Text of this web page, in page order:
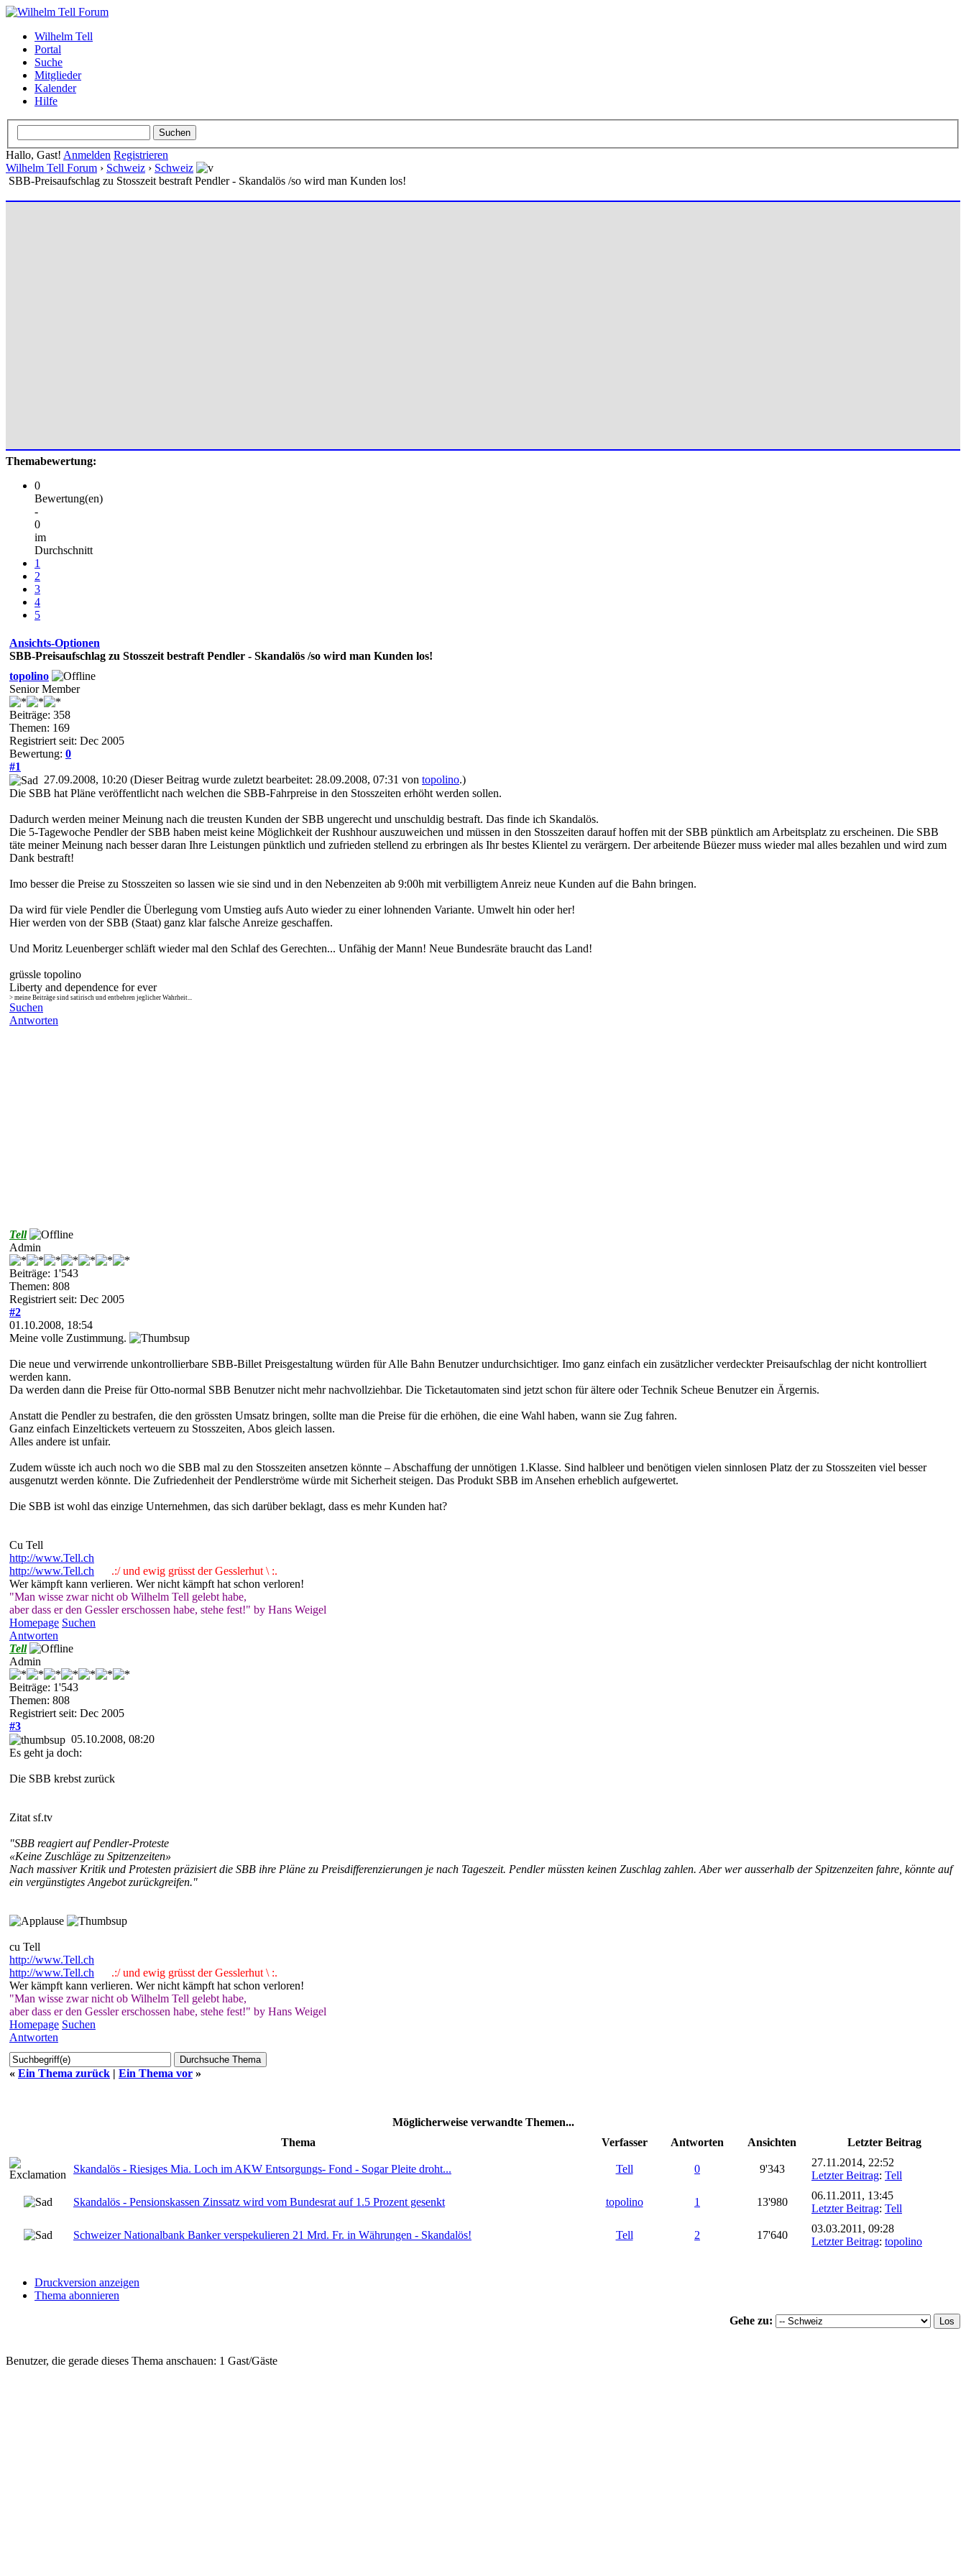
Wilhelm Tell
Portal
Suche
Mitglieder
Kalender
Hilfe
Hallo, Gast! Anmelden Registrieren
Wilhelm Tell Forum › Schweiz › Schweiz
SBB-Preisaufschlag zu Stosszeit bestraft Pendler - Skandalös /so wird man Kunden los!
Themabewertung:
0
Bewertung(en)
-
0
im
Durchschnitt
1
2
3
4
5
Ansichts-Optionen
SBB-Preisaufschlag zu Stosszeit bestraft Pendler - Skandalös /so wird man Kunden los!
topolino
Senior Member
Beiträge: 358
Themen: 169
Registriert seit: Dec 2005
Bewertung: 0
#1
27.09.2008, 10:20 (Dieser Beitrag wurde zuletzt bearbeitet: 28.09.2008, 07:31 von topolino.)
Die SBB hat Pläne veröffentlicht nach welchen die SBB-Fahrpreise in den Stosszeiten erhöht werden sollen.
Dadurch werden meiner Meinung nach die treusten Kunden der SBB ungerecht und unschuldig bestraft. Das finde ich Skandalös.
Die 5-Tagewoche Pendler der SBB haben meist keine Möglichkeit der Rushhour auszuweichen und müssen in den Stosszeiten darauf hoffen mit der SBB pünktlich am Arbeitsplatz zu erscheinen. Die SBB
täte meiner Meinung nach besser daran Ihre Leistungen pünktlich und zufrieden stellend zu erbringen als Ihr bestes Klientel zu verärgern. Der arbeitende Büezer muss wieder mal alles bezahlen und wird zum
Dank bestraft!
Imo besser die Preise zu Stosszeiten so lassen wie sie sind und in den Nebenzeiten ab 9:00h mit verbilligtem Anreiz neue Kunden auf die Bahn bringen.
Da wird für viele Pendler die Überlegung vom Umstieg aufs Auto wieder zu einer lohnenden Variante. Umwelt hin oder her!
Hier werden von der SBB (Staat) ganz klar falsche Anreize geschaffen.
Und Moritz Leuenberger schläft wieder mal den Schlaf des Gerechten... Unfähig der Mann! Neue Bundesräte braucht das Land!
grüssle topolino
Liberty and dependence for ever
> meine Beiträge sind satirisch und entbehren jeglicher Wahrheit...
Suchen
Antworten
Tell
Admin
Beiträge: 1'543
Themen: 808
Registriert seit: Dec 2005
#2
01.10.2008, 18:54
Meine volle Zustimmung.
Die neue und verwirrende unkontrollierbare SBB-Billet Preisgestaltung würden für Alle Bahn Benutzer undurchsichtiger. Imo ganz einfach ein zusätzlicher verdeckter Preisaufschlag der nicht kontrolliert
werden kann.
Da werden dann die Preise für Otto-normal SBB Benutzer nicht mehr nachvollziehbar. Die Ticketautomaten sind jetzt schon für ältere oder Technik Scheue Benutzer ein Ärgernis.
Anstatt die Pendler zu bestrafen, die den grössten Umsatz bringen, sollte man die Preise für die erhöhen, die eine Wahl haben, wann sie Zug fahren.
Ganz einfach Einzeltickets verteuern zu Stosszeiten, Abos gleich lassen.
Alles andere ist unfair.
Zudem wüsste ich auch noch wo die SBB mal zu den Stosszeiten ansetzen könnte – Abschaffung der unnötigen 1.Klasse. Sind halbleer und benötigen vielen sinnlosen Platz der zu Stosszeiten viel besser
ausgenutzt werden könnte. Die Zufriedenheit der Pendlerströme würde mit Sicherheit steigen. Das Produkt SBB im Ansehen erheblich aufgewertet.
Die SBB ist wohl das einzige Unternehmen, das sich darüber beklagt, dass es mehr Kunden hat?
Cu Tell
http://www.Tell.ch
http://www.Tell.ch
.:/ und ewig grüsst der Gesslerhut \ :.
Wer kämpft kann verlieren. Wer nicht kämpft hat schon verloren!
"Man wisse zwar nicht ob Wilhelm Tell gelebt habe,
aber dass er den Gessler erschossen habe, stehe fest!" by Hans Weigel
Homepage Suchen
Antworten
Tell
Admin
Beiträge: 1'543
Themen: 808
Registriert seit: Dec 2005
#3
05.10.2008, 08:20
Es geht ja doch:
Die SBB krebst zurück
Zitat sf.tv
"SBB reagiert auf Pendler-Proteste
«Keine Zuschläge zu Spitzenzeiten»
Nach massiver Kritik und Protesten präzisiert die SBB ihre Pläne zu Preisdifferenzierungen je nach Tageszeit. Pendler müssten keinen Zuschlag zahlen. Aber wer ausserhalb der Spitzenzeiten fahre, könnte auf
ein vergünstigtes Angebot zurückgreifen."
cu Tell
http://www.Tell.ch
http://www.Tell.ch
.:/ und ewig grüsst der Gesslerhut \ :.
Wer kämpft kann verlieren. Wer nicht kämpft hat schon verloren!
"Man wisse zwar nicht ob Wilhelm Tell gelebt habe,
aber dass er den Gessler erschossen habe, stehe fest!" by Hans Weigel
Homepage Suchen
Antworten
« Ein Thema zurück | Ein Thema vor »
Möglicherweise verwandte Themen...
Thema
Verfasser Antworten Ansichten Letzter Beitrag
Skandalös - Riesiges Mia. Loch im AKW Entsorgungs- Fond - Sogar Pleite droht... Tell 0 9'343
27.11.2014, 22:52
Letzter Beitrag: Tell
Skandalös - Pensionskassen Zinssatz wird vom Bundesrat auf 1.5 Prozent gesenkt topolino 1 13'980
06.11.2011, 13:45
Letzter Beitrag: Tell
Schweizer Nationalbank Banker verspekulieren 21 Mrd. Fr. in Währungen - Skandalös! Tell 2 17'640
03.03.2011, 09:28
Letzter Beitrag: topolino
Druckversion anzeigen
Thema abonnieren
Gehe zu:
Benutzer, die gerade dieses Thema anschauen: 1 Gast/Gäste